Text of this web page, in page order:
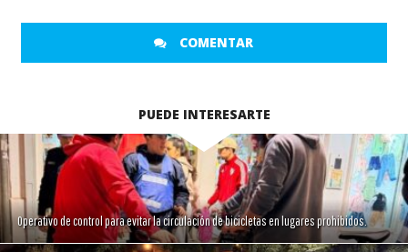
COMENTAR
PUEDE INTERESARTE
Operativo de control para evitar la circulación de bicicletas en lugares prohibidos.